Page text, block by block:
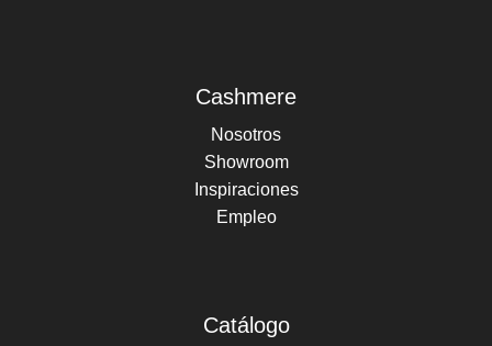
Cashmere
Nosotros
Showroom
Inspiraciones
Empleo
Catálogo